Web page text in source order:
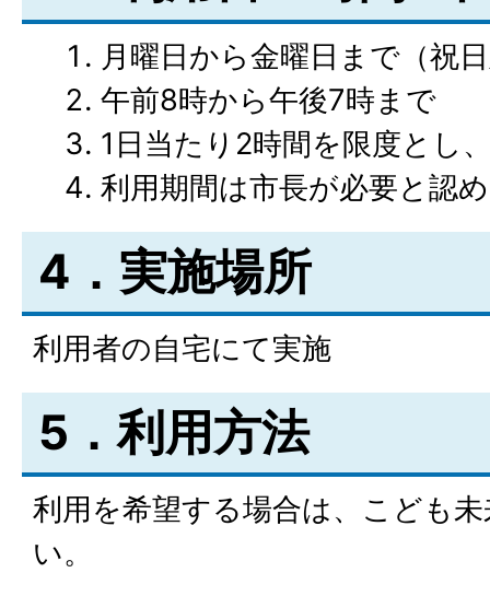
月曜日から金曜日まで（祝
午前8時から午後7時まで
1日当たり2時間を限度とし
利用期間は市長が必要と認
4．実施場所
利用者の自宅にて実施
5．利用方法
利用を希望する場合は、こども
い。